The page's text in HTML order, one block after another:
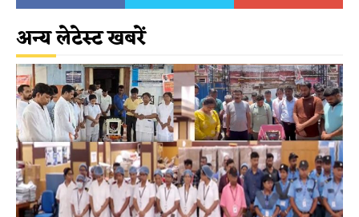
अन्य लेटेस्ट खबरें